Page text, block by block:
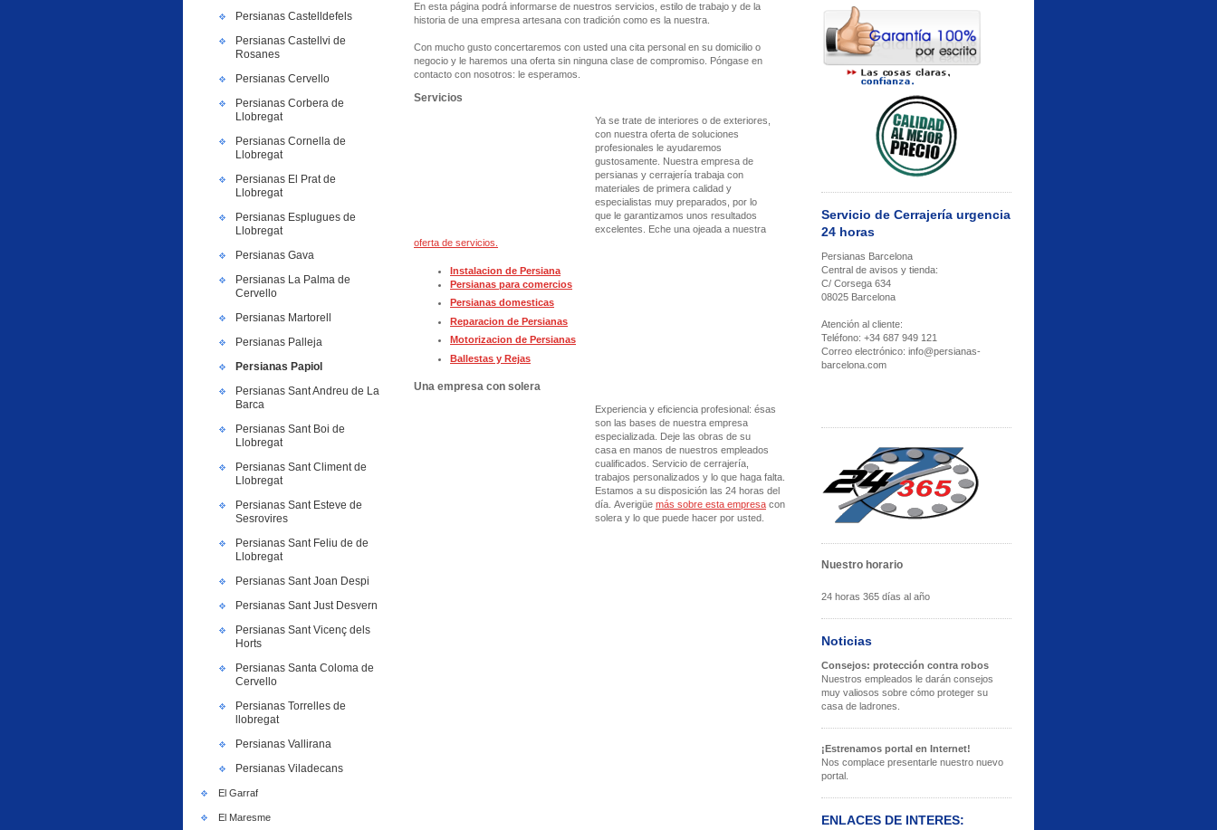
Persianas Castelldefels
Persianas Castellvi de
Rosanes
Persianas Cervello
Persianas Corbera de
Llobregat
Persianas Cornella de
Llobregat
Persianas El Prat de
Llobregat
Persianas Esplugues de
Llobregat
Persianas Gava
Persianas La Palma de
Cervello
Persianas Martorell
Persianas Palleja
Persianas Papiol
Persianas Sant Andreu de La
Barca
Persianas Sant Boi de
Llobregat
Persianas Sant Climent de
Llobregat
Persianas Sant Esteve de
Sesrovires
Persianas Sant Feliu de de
Llobregat
Persianas Sant Joan Despi
Persianas Sant Just Desvern
Persianas Sant Vicenç dels
Horts
Persianas Santa Coloma de
Cervello
Persianas Torrelles de
llobregat
Persianas Vallirana
Persianas Viladecans
El Garraf
El Maresme
En esta página podrá informarse de nuestros servicios, estilo de trabajo y de la
historia de una empresa artesana con tradición como es la nuestra.
Con mucho gusto concertaremos con usted una cita personal en su domicilio o
negocio y le haremos una oferta sin ninguna clase de compromiso. Póngase en
contacto con nosotros: le esperamos.
Servicios
Ya se trate de interiores o de exteriores,
con nuestra oferta de soluciones
profesionales le ayudaremos
gustosamente. Nuestra empresa de
persianas y cerrajería trabaja con
materiales de primera calidad y
especialistas muy preparados, por lo
que le garantizamos unos resultados
excelentes. Eche una ojeada a nuestra
oferta de servicios.
Instalacion de Persiana
Persianas para comercios
Persianas domesticas
Reparacion de Persianas
Motorizacion de Persianas
Ballestas y Rejas
Una empresa con solera
Experiencia y eficiencia profesional: ésas
son las bases de nuestra empresa
especializada. Deje las obras de su
casa en manos de nuestros empleados
cualificados. Servicio de cerrajería,
trabajos personalizados y lo que haga falta.
Estamos a su disposición las 24 horas del
día. Averigüe más sobre esta empresa con
solera y lo que puede hacer por usted.
Servicio de Cerrajería urgencia
24 horas
Persianas Barcelona
Central de avisos y tienda:
C/ Corsega 634
08025 Barcelona
Atención al cliente:
Teléfono: +34 687 949 121
Correo electrónico: info@persianas-
barcelona.com
Nuestro horario
24 horas 365 días al año
Noticias
Consejos: protección contra robos
Nuestros empleados le darán consejos
muy valiosos sobre cómo proteger su
casa de ladrones.
¡Estrenamos portal en Internet!
Nos complace presentarle nuestro nuevo
portal.
ENLACES DE INTERES: